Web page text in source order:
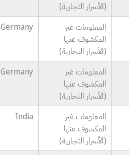
(الأسرار التجارية)
المعلومات غير
المكشوف عنها
(الأسرار التجارية)
Germany
المعلومات غير
المكشوف عنها
(الأسرار التجارية)
Germany
المعلومات غير
المكشوف عنها
(الأسرار التجارية)
India